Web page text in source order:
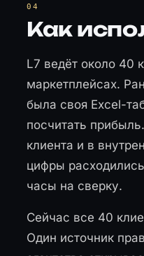
Как
L7 ведёт около 40
маркетплейсах.
была своя Excel-
посчитать
клиента и в
цифры
часы на сверку.
Сейчас все 40
Один источник